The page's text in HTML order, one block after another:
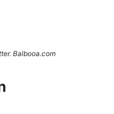
Balbooa.com